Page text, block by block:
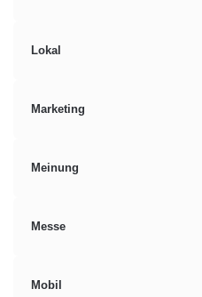
Lokal
Marketing
Meinung
Messe
Mobil